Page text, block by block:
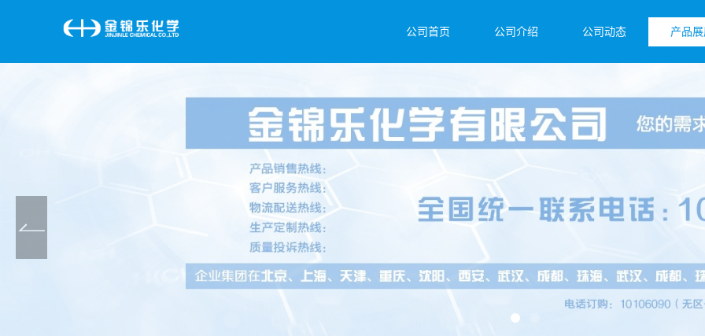
公司首页 公司介绍 公司动态 产品